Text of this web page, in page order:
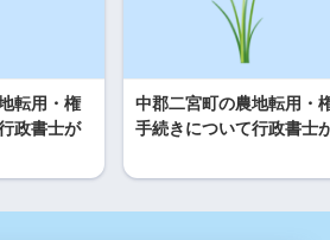
転用・権
政書士が
中郡二宮町の農地転用・
手続きについて行政書士